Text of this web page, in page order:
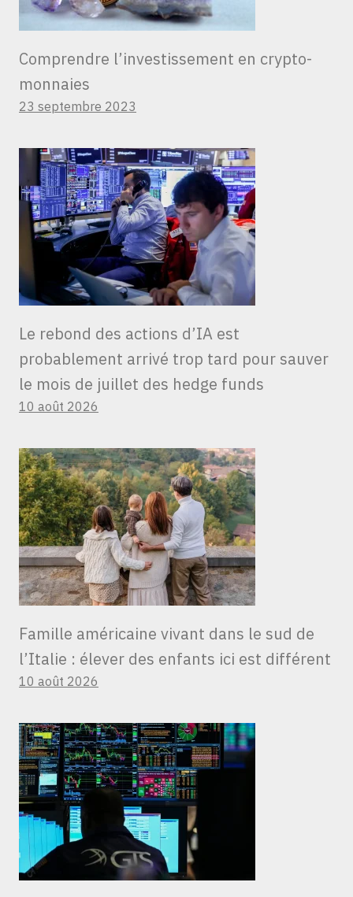
Comprendre l’investissement en crypto-
monnaies
23 septembre 2023
Le rebond des actions d’IA est
probablement arrivé trop tard pour sauver
le mois de juillet des hedge funds
10 août 2026
Famille américaine vivant dans le sud de
l’Italie : élever des enfants ici est différent
10 août 2026